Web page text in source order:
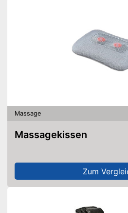
Massage
Massagekissen
Zum